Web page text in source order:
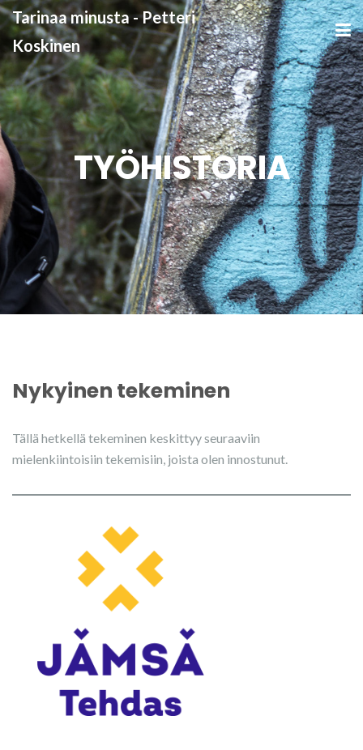
Tarinaa minusta - Petteri
Koskinen
TYÖHISTORIA
Nykyinen tekeminen
Tällä hetkellä tekeminen keskittyy seuraaviin
mielenkiintoisiin tekemisiin, joista olen innostunut.